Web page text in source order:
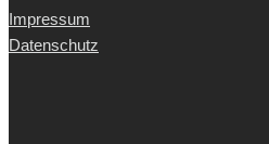
Impressum
Datenschutz